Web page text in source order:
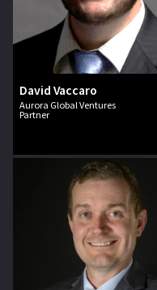
David Vaccaro
Aurora Global Ventures
Partner